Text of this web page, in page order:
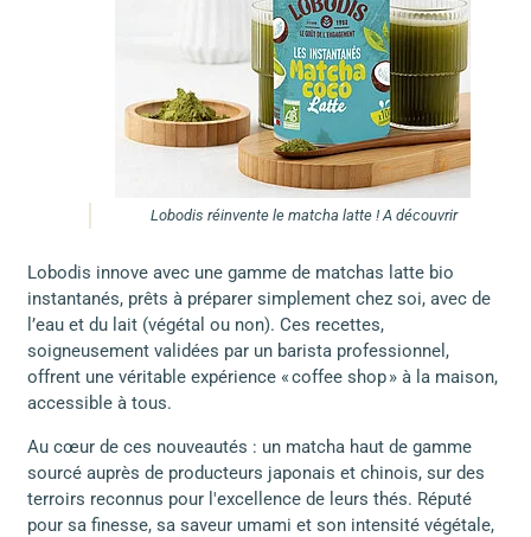
Lobodis réinvente le matcha latte ! A découvrir
Lobodis innove avec une gamme de matchas latte bio
instantanés, prêts à préparer simplement chez soi, avec de
l’eau et du lait (végétal ou non). Ces recettes,
soigneusement validées par un barista professionnel,
offrent une véritable expérience « coffee shop » à la maison,
accessible à tous.
Au cœur de ces nouveautés : un matcha haut de gamme
sourcé auprès de producteurs japonais et chinois, sur des
terroirs reconnus pour l'excellence de leurs thés. Réputé
pour sa finesse, sa saveur umami et son intensité végétale,